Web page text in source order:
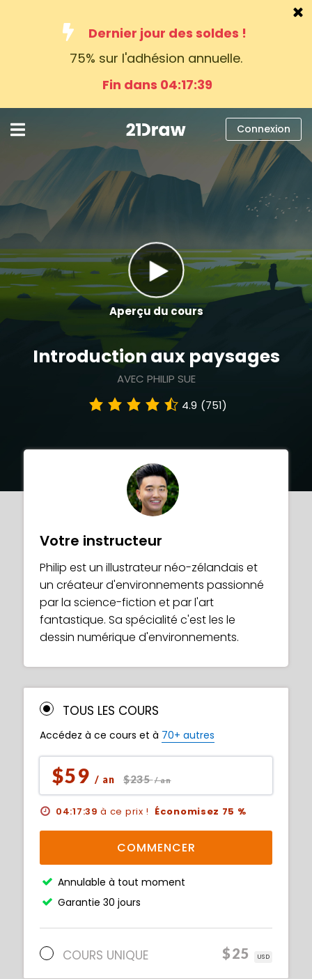
Dernier jour des soldes !
75% sur l'adhésion annuelle.
Fin dans 04:17:38
Blog
À propos
Français
Connexion
Aperçu du cours
Introduction aux paysages
AVEC PHILIP SUE
4.9 (751)
Votre instructeur
Philip est un illustrateur néo-zélandais et
un créateur d'environnements passionné
par la science-fiction et par l'art
fantastique. Sa spécialité c'est les le
dessin numérique d'environnements.
TOUS LES COURS
Accédez à ce cours et à 70+ autres
$59 / an $235/ an
04:17:38 à ce prix ! Économisez 75 %
COMMENCER
Annulable à tout moment
Garantie 30 jours
COURS UNIQUE $25 USD